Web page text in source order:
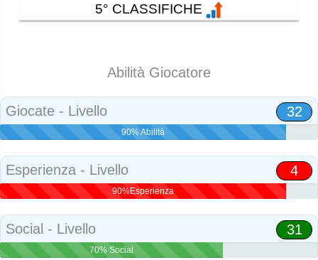
5° CLASSIFICHE
Abilità Giocatore
Giocate - Livello 32
90% Abilità
Esperienza - Livello 4
90%Esperienza
Social - Livello 31
70% Social